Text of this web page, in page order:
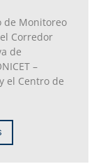
de Monitoreo
Corredor
de
–
el Centro de